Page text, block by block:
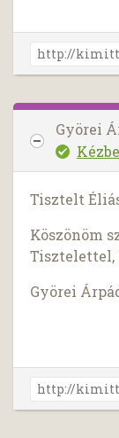
Györei
Tisztelt
Köszönöm
Tisztelettel,
Györei